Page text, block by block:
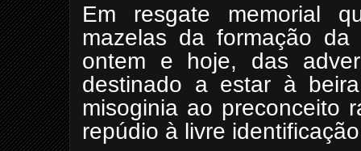
Em resgate memorial
mazelas da formação
ontem e hoje, das
destinado a estar à
misoginia ao preconceito
repúdio à livre